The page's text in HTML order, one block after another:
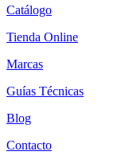
Catálogo
Tienda Online
Marcas
Guías Técnicas
Blog
Contacto